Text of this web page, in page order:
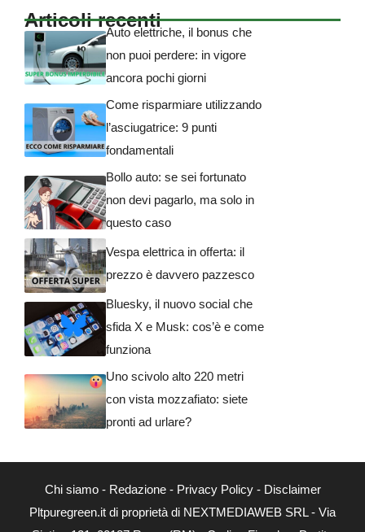
Articoli recenti
Auto elettriche, il bonus che
non puoi perdere: in vigore
ancora pochi giorni
Come risparmiare utilizzando
l’asciugatrice: 9 punti
fondamentali
Bollo auto: se sei fortunato
non devi pagarlo, ma solo in
questo caso
Vespa elettrica in offerta: il
prezzo è davvero pazzesco
Bluesky, il nuovo social che
sfida X e Musk: cos’è e come
funziona
Uno scivolo alto 220 metri
con vista mozzafiato: siete
pronti ad urlare?
Chi siamo- Redazione- Privacy Policy- Disclaimer
Pltpuregreen.it di proprietà di NEXTMEDIAWEB SRL - Via